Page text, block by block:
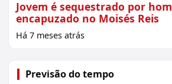
Jovem é sequestrado por
encapuzado no Moisés Reis
Há 7 meses atrás
Previsão do tempo